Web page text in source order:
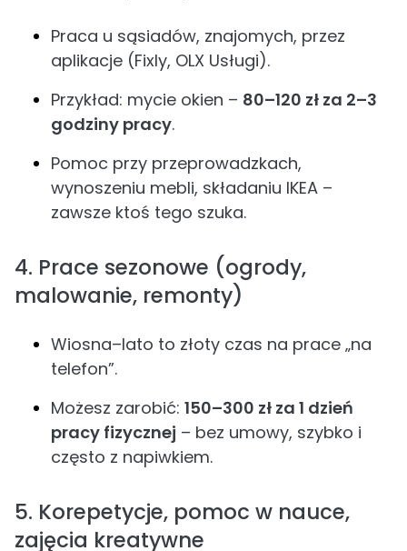
Praca u sąsiadów, znajomych, przez
aplikacje (Fixly, OLX Usługi).
Przykład: mycie okien – 80–120 zł za 2–3
godziny pracy.
Pomoc przy przeprowadzkach,
wynoszeniu mebli, składaniu IKEA –
zawsze ktoś tego szuka.
4. Prace sezonowe (ogrody,
malowanie, remonty)
Wiosna–lato to złoty czas na prace „na
telefon”.
Możesz zarobić: 150–300 zł za 1 dzień
pracy fizycznej – bez umowy, szybko i
często z napiwkiem.
5. Korepetycje, pomoc w nauce,
zajęcia kreatywne